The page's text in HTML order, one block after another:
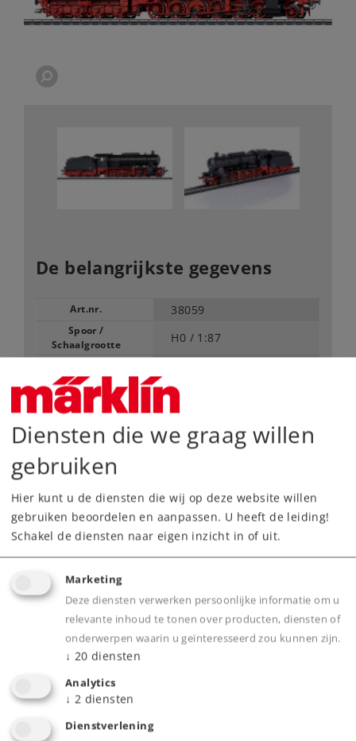
De belangrijkste gegevens
Art.nr. 38059
Spoor /
Schaalgrootte
H0 / 1:87
Type Stoomlocomotieven
Neem contact op met uw lokale dealer
Downloads
Highlights
Diensten die we graag willen
gebruiken
Hier kunt u de diensten die wij op deze website willen
gebruiken beoordelen en aanpassen. U heeft de leiding!
Schakel de diensten naar eigen inzicht in of uit.
Marketing
Deze diensten verwerken persoonlijke informatie om u
relevante inhoud te tonen over producten, diensten of
onderwerpen waarin u geïnteresseerd zou kunnen zijn.
↓ 20 diensten
Analytics
↓ 2 diensten
Dienstverlening